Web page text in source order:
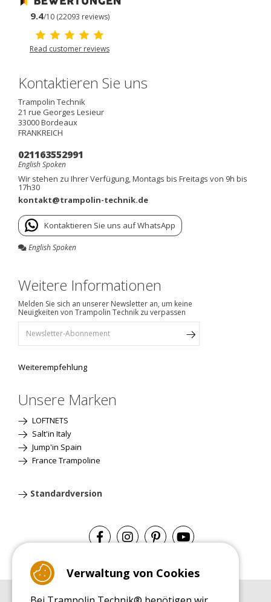
9.4/10 (22093 reviews)
Read customer reviews
Kontaktieren Sie uns
Trampolin Technik
21 rue Georges Lesieur
33000Bordeaux
FRANKREICH
021163552991
English Spoken
Wir stehen zu Ihrer Verfügung, Montags bis Freitags von 9h bis
17h30
kontakt@trampolin-technik.de
Kontaktieren Sie uns auf WhatsApp
English Spoken
Weitere Informationen
Melden Sie sich an unserer Newsletter an, um keine
Neuigkeiten von Trampolin Technik zu verpassen
Weiterempfehlung
Unsere Marken
LOFTNETS
Salt'in Italy
Jump'in Spain
France Trampoline
Standardversion
Verwaltung von Cookies